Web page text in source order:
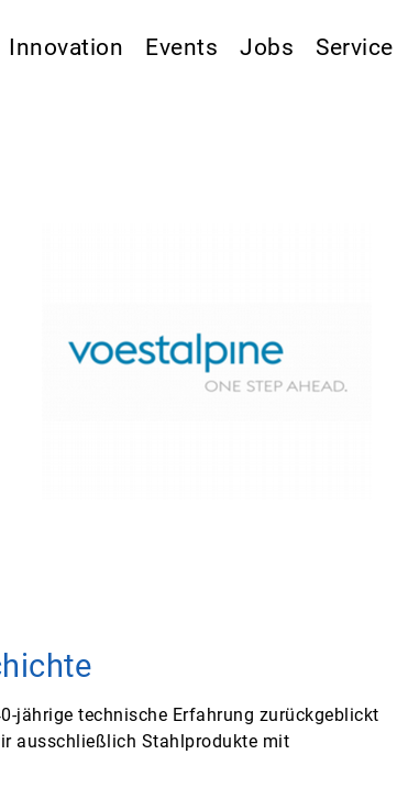
Innovation Events Jobs Service
jährige technische Erfahrung zurückgeblickt
ausschließlich Stahlprodukte mit